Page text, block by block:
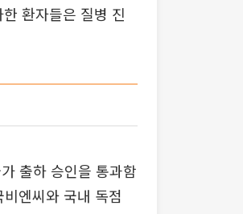
환자들은 질병 진
출하 승인을 통과함
엔씨와 국내 독점